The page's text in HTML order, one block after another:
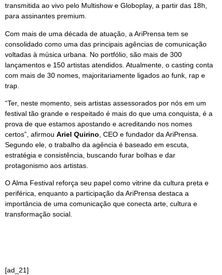
transmitida ao vivo pelo Multishow e Globoplay, a partir das 18h,
para assinantes premium.
Com mais de uma década de atuação, a AriPrensa tem se
consolidado como uma das principais agências de comunicação
voltadas à música urbana. No portfólio, são mais de 300
lançamentos e 150 artistas atendidos. Atualmente, o casting conta
com mais de 30 nomes, majoritariamente ligados ao funk, rap e
trap.
“Ter, neste momento, seis artistas assessorados por nós em um
festival tão grande e respeitado é mais do que uma conquista, é a
prova de que estamos apostando e acreditando nos nomes
certos”, afirmou Ariel Quirino , CEO e fundador da AriPrensa.
Segundo ele, o trabalho da agência é baseado em escuta,
estratégia e consistência, buscando furar bolhas e dar
protagonismo aos artistas.
O Alma Festival reforça seu papel como vitrine da cultura preta e
periférica, enquanto a participação da AriPrensa destaca a
importância de uma comunicação que conecta arte, cultura e
transformação social.
[ad_21]